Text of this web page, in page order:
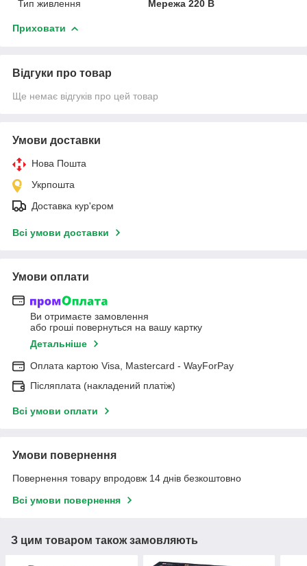
Тип живлення Мережа 220 В
Приховати
Відгуки про товар
Ще немає відгуків про цей товар
Умови доставки
Нова Пошта
Укрпошта
Доставка кур'єром
Всі умови доставки
Умови оплати
Ви отримаєте замовлення
або гроші повернуться на вашу картку
Детальніше
Оплата картою Visa, Mastercard - WayForPay
Післяплата (накладений платіж)
Всі умови оплати
Умови повернення
Повернення товару впродовж 14 днів безкоштовно
Всі умови повернення
З цим товаром також замовляють